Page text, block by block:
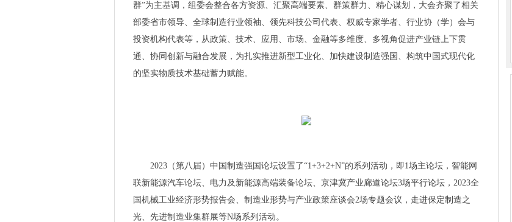
京津冀携手促进绿色发展，三地共推节能新技术
摇滚吉他手MIYAVI 携Donner HUSH-X 无头电吉他引爆2023上海国际乐器展首日
上课时接到诺贝尔获奖电话是什么体验
新增SiC和IGBT模型，罗姆官网可提供超过3,500种LTspice®模型
填补空白关键性材料，国产钛铜、铍铜、铜镍锡助力5.5G新时代
群”为主基调，组委会整合各方资源、汇聚高端要素、群策群力、精心谋划，大会齐聚了相关
部委省市领导、全球制造行业领袖、领先科技公司代表、权威专家学者、行业协（学）会与
投资机构代表等，从政策、技术、应用、市场、金融等多维度、多视角促进产业链上下贯
通、协同创新与融合发展，为扎实推进新型工业化、加快建设制造强国、构筑中国式现代化
的坚实物质技术基础蓄力赋能。
2023（第八届）中国制造强国论坛设置了“1+3+2+N”的系列活动，即1场主论坛，智能网
联新能源汽车论坛、电力及新能源高端装备论坛、京津冀产业廊道论坛3场平行论坛，2023全
国机械工业经济形势报告会、制造业形势与产业政策座谈会2场专题会议，走进保定制造之
光、先进制造业集群展等N场系列活动。